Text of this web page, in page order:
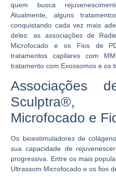
quem busca
Atualmente, alguns
conquistando cada vez mais
deles: as associações de
Microfocado e os Fios de
tratamentos capilares com
tratamento com Exossomos e os
Associações
Sculptra®,
Microfocado e
Os bioestimuladores de
sua capacidade de
progressiva. Entre os mais
Ultrassom Microfocado e os fios